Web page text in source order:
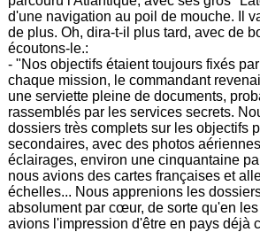
d'une navigation au poil de mouche. Il
de plus. Oh, dira-t-il plus tard, avec de
écoutons-le.:
- "Nos objectifs étaient toujours fixés
chaque mission, le commandant
une serviette pleine de documents,
rassemblés par les services secrets.
dossiers très complets sur les objectifs
secondaires, avec des photos
éclairages, environ une cinquantaine
nous avions des cartes françaises et
échelles... Nous apprenions les
absolument par cœur, de sorte qu'en
avions l'impression d'être en pays déjà